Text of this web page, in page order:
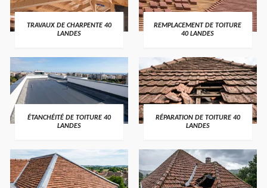
TRAVAUX DE CHARPENTE 40
LANDES
REMPLACEMENT DE TOITURE
40 LANDES
ÉTANCHÉITÉ DE TOITURE 40
LANDES
RÉPARATION DE TOITURE 40
LANDES